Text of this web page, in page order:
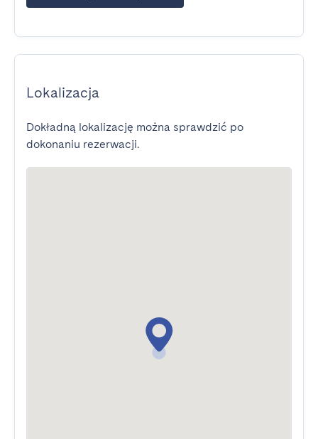
Lokalizacja
Dokładną lokalizację można sprawdzić po
dokonaniu rezerwacji.